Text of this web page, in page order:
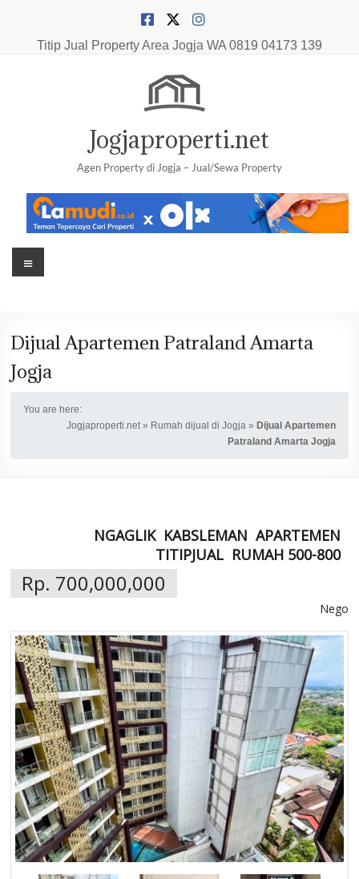
contentTitip Jual Property Area Jogja WA 0819 04173 139
Jogjaproperti.net
Agen Property di Jogja – Jual/Sewa Property
Menu
Dijual Apartemen Patraland Amarta
Jogja
You are here:
Jogjaproperti.net» Rumah dijual di Jogja » Dijual Apartemen
Patraland Amarta Jogja
APARTEMEN
KABSLEMAN
NGAGLIK
RUMAH 500-800
TITIPJUAL
Rp. 700,000,000
Nego